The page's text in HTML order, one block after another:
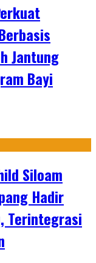
Jantung
Bayi
Siloam
Hadir
Terintegrasi